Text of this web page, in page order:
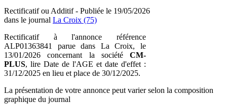
Rectificatif ou Additif - Publiée le 19/05/2026
dans le journal La Croix (75)
Rectificatif à l'annonce référence
ALP01363841 parue dans La Croix, le
13/01/2026 concernant la société CM-
PLUS, lire Date de l'AGE et date d'effet :
31/12/2025 en lieu et place de 30/12/2025.
La présentation de votre annonce peut varier selon la composition
graphique du journal